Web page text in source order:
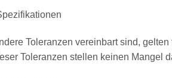
Toleranzen vereinbart sind,
Toleranzen stellen keinen Mangel